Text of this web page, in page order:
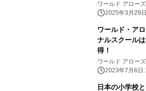
ワールド アロー
ル 2025年3月29
ワールド・ア
ナルスクール
得！
ワールド アロー
ル 2023年7月6日
日本の小学校